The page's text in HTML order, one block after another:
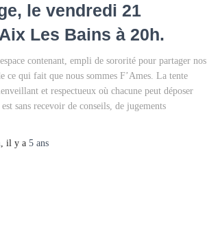
le vendredi 21
Les Bains à 20h.
contenant, empli de sororité pour partager nos
ce qui fait que nous sommes F’Ames. La tente
et respectueux où chacune peut déposer
sans recevoir de conseils, de jugements
, il y a 5 ans